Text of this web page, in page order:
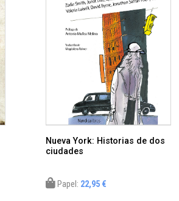
Nueva York: Historias de dos
ciudades
Papel: 22,95 €